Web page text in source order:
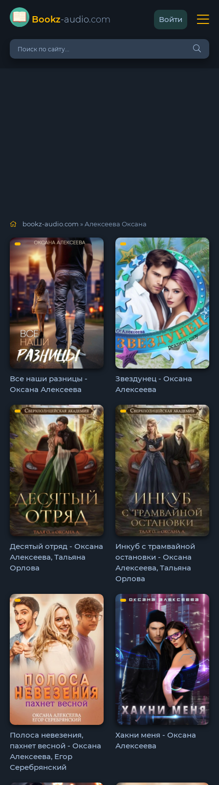
Bookz-audio.com Войти
bookz-audio.com » Алексеева Оксана
Все наши разницы -
Оксана Алексеева
Звездунец - Оксана
Алексеева
Десятый отряд - Оксана
Алексеева, Тальяна
Орлова
Инкуб с трамвайной
остановки - Оксана
Алексеева, Тальяна
Орлова
Полоса невезения,
пахнет весной - Оксана
Алексеева, Егор
Серебрянский
Хакни меня - Оксана
Алексеева